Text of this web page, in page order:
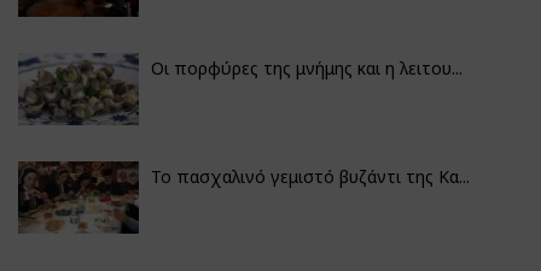
Οι πορφύρες της μνήμης και η λειτου...
Το πασχαλινό γεμιστό βυζάντι της Κα...